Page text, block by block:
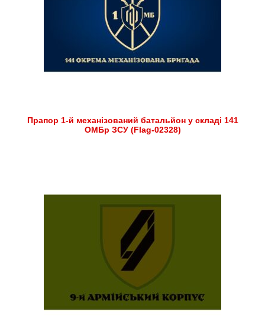
Прапор 1-й механізований батальйон у складі 141
ОМБр ЗСУ (Flag-02328)